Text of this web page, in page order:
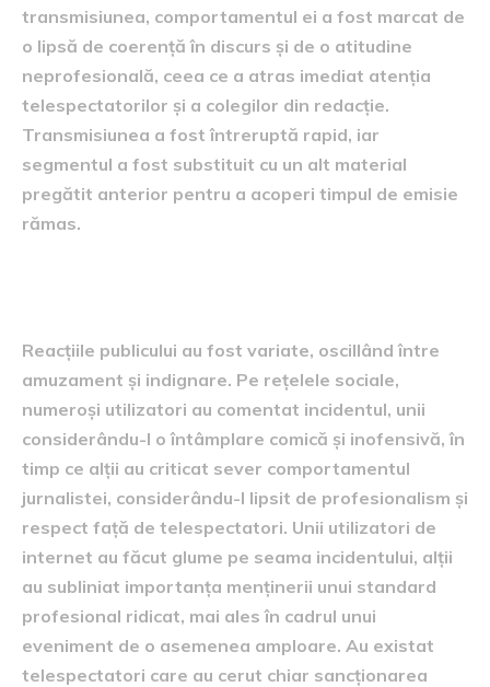
transmisiunea, comportamentul ei a fost marcat de
o lipsă de coerență în discurs și de o atitudine
neprofesională, ceea ce a atras imediat atenția
telespectatorilor și a colegilor din redacție.
Transmisiunea a fost întreruptă rapid, iar
segmentul a fost substituit cu un alt material
pregătit anterior pentru a acoperi timpul de emisie
rămas.
Reacțiile publicului au fost variate, oscillând între
amuzament și indignare. Pe rețelele sociale,
numeroși utilizatori au comentat incidentul, unii
considerându-l o întâmplare comică și inofensivă, în
timp ce alții au criticat sever comportamentul
jurnalistei, considerându-l lipsit de profesionalism și
respect față de telespectatori. Unii utilizatori de
internet au făcut glume pe seama incidentului, alții
au subliniat importanța menținerii unui standard
profesional ridicat, mai ales în cadrul unui
eveniment de o asemenea amploare. Au existat
telespectatori care au cerut chiar sancționarea